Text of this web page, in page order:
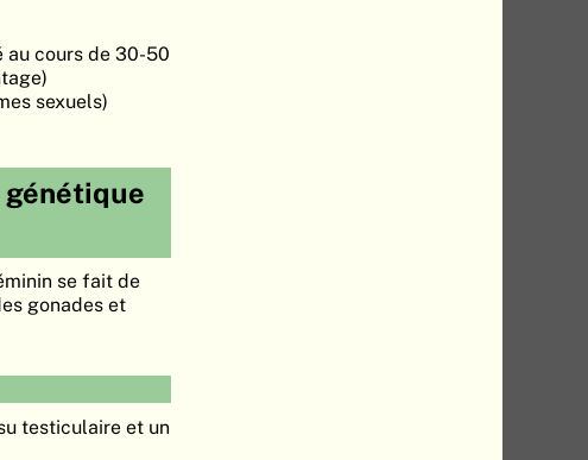
au cours de 30-50
sexuels)
se fait de
gonades et
testiculaire et un